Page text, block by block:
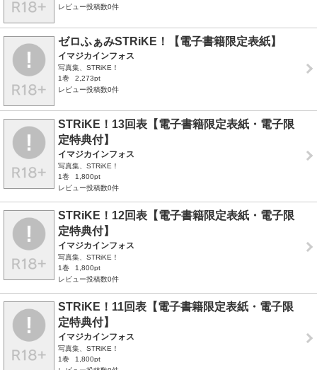
レビュー投稿数0件
ゼロふぁみSTRiKE！【電子書籍限定表紙】
イマジカインフォス
写真集、STRiKE！
1巻
2,273pt
レビュー投稿数0件
STRiKE！13回表【電子書籍限定表紙・電子限
定特典付】
イマジカインフォス
写真集、STRiKE！
1巻
1,800pt
レビュー投稿数0件
STRiKE！12回表【電子書籍限定表紙・電子限
定特典付】
イマジカインフォス
写真集、STRiKE！
1巻
1,800pt
レビュー投稿数0件
STRiKE！11回表【電子書籍限定表紙・電子限
定特典付】
イマジカインフォス
写真集、STRiKE！
1巻
1,800pt